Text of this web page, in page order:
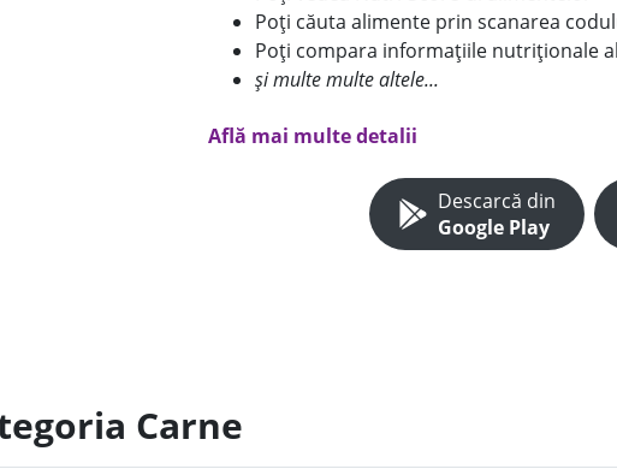
Poți căuta alimente prin scanarea
Poți compara informațiile nutriționale
și multe multe altele...
Află mai multe detalii
Descarcă din
Google Play
Carne